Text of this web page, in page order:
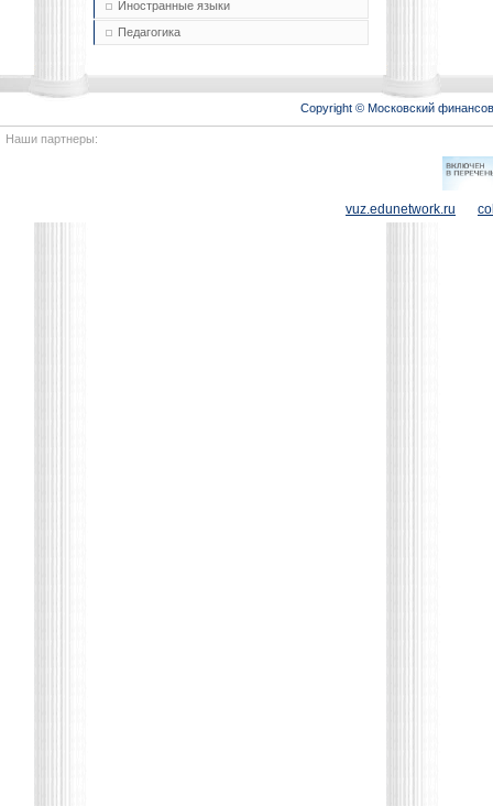
Иностранные языки
Педагогика
Copyright © Московский
Наши партнеры:
vuz.edunetwork.ru